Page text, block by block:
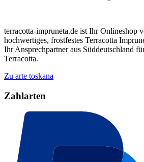
terracotta-impruneta.de ist Ihr Onlineshop
hochwertiges, frostfestes Terracotta
Ihr Ansprechpartner aus Süddeutschland
Terracotta.
Zu arte toskana
Zahlarten